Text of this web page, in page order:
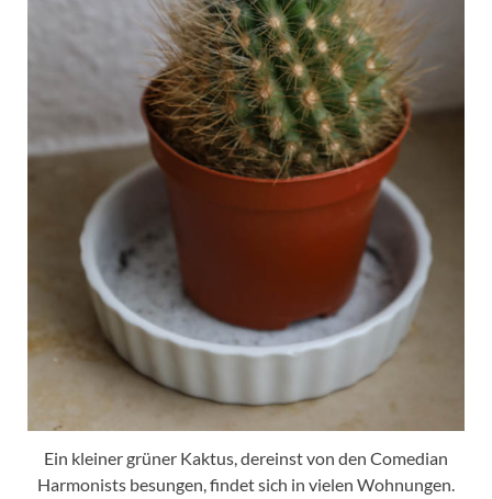
Ein kleiner grüner Kaktus, dereinst von den Comedian
Harmonists besungen, findet sich in vielen Wohnungen.